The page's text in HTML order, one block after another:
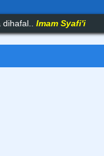
Imam Syafi'i